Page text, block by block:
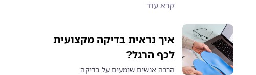
קרא עוד
איך נראית בדיקה מקצועית
לכף הרגל?
הרבה אנשים שומעים על בדיקה